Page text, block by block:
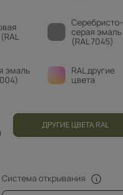
Серебристо-
серая эмаль
(RAL 7045)
эмаль
RAL другие
цвета
ДРУГИЕ ЦВЕТА RAL
Система открывания